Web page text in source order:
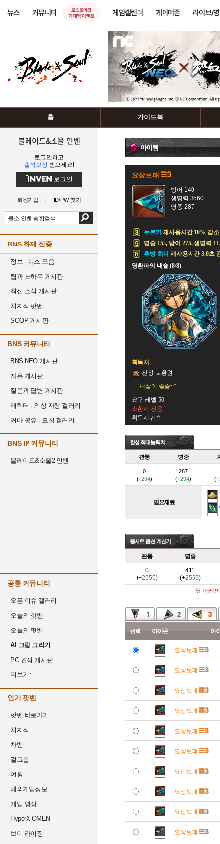
뉴스 커뮤니티
로스트아크
기대평 이벤트
게임캘린더 게이머존 라이브/
홈 가이드북
블레이드&소울 인벤
로그인하고
출석보상 받으세요!
로그인
회원가입 ID/PW 찾기
BNS 화제 집중
정보 · 뉴스 모음
팁과 노하우 게시판
최신 소식 게시판
치지직 팟벤
SOOP 게시판
BNS 커뮤니티
BNS NEO 게시판
자유 게시판
질문과 답변 게시판
캐릭터 · 의상 자랑 갤러리
커마 공유 · 요청 갤러리
BNS IP 커뮤니티
블레이드&소울2 인벤
공통 커뮤니티
오픈 이슈 갤러리
오늘의 핫벤
오늘의 팟벤
AI 그림 그리기
PC 견적 게시판
더보기
인기 팟벤
팟벤 바로가기
치지직
차벤
걸그룹
여행
해외게임정보
게임 영상
HyperX OMEN
브이 라이징
아이템
요상보패
방어 140
생명력 3560
명중 287
누르기 재사용시간 10% 감소
명중 153, 방어 275, 생명력
후방 회피 재사용시간 3.0초
명환파의 내술 (8/8)
획득처
전장 교환원
"새살이 솔솔~"
요구 레벨 50
소환사 전용
획득시귀속
합성 최대능력치
관통 명중
0
(+294)
287
(+294) (+
필요재료
풀세트 옵션 계산기
관통 명중
0
(+2555)
411
(+2555)
※ 아래의
선택 아이콘 아
요상보패
요상보패
요상보패
요상보패
요상보패
요상보패
요상보패
요상보패
요상보패
요상보패